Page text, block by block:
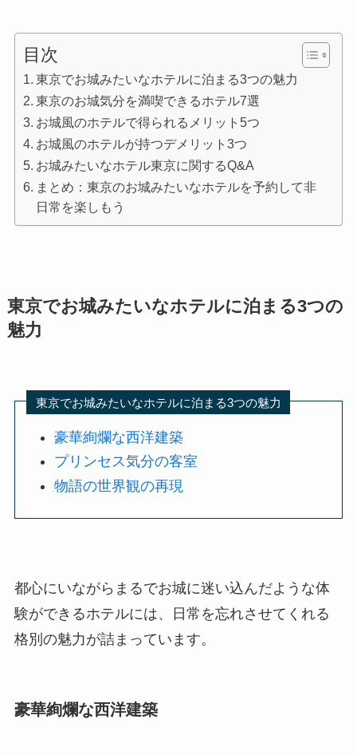
目次
東京でお城みたいなホテルに泊まる3つの魅力
東京のお城気分を満喫できるホテル7選
お城風のホテルで得られるメリット5つ
お城風のホテルが持つデメリット3つ
お城みたいなホテル東京に関するQ&A
まとめ：東京のお城みたいなホテルを予約して非
日常を楽しもう
東京でお城みたいなホテルに泊まる3つの
魅力
東京でお城みたいなホテルに泊まる3つの魅力
豪華絢爛な西洋建築
プリンセス気分の客室
物語の世界観の再現
都心にいながらまるでお城に迷い込んだような体
験ができるホテルには、日常を忘れさせてくれる
格別の魅力が詰まっています。
豪華絢爛な西洋建築